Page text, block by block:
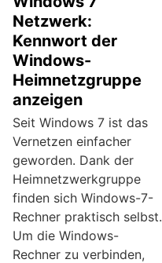
Netzwerk:
Kennwort der
Windows-
Heimnetzgruppe
anzeigen
Seit Windows 7 ist das
Vernetzen einfacher
geworden. Dank der
Heimnetzwerkgruppe
finden sich Windows-7-
Rechner praktisch selbst.
Um die Windows-
Rechner zu verbinden,